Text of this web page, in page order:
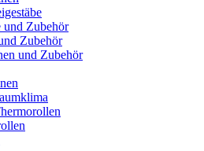
und Zubehör
Zubehör
und Zubehör